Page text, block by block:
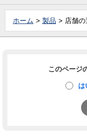
ホーム 製品 店舗
このページ
は